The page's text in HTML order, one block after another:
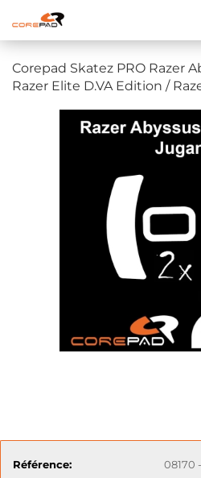
Corepad Skatez PRO Razer
Razer Elite D.VA Edition /
Référence:
08170